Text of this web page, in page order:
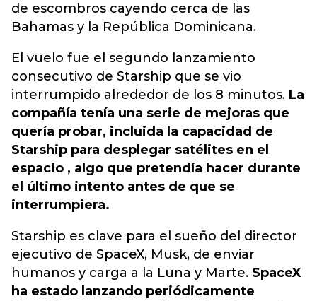
de escombros cayendo cerca de las
Bahamas y la República Dominicana.
El vuelo fue el segundo lanzamiento
consecutivo de Starship que se vio
interrumpido alrededor de los 8 minutos. La
compañía tenía una serie de mejoras que
quería probar, incluida la capacidad de
Starship para desplegar satélites en el
espacio , algo que pretendía hacer durante
el último intento antes de que se
interrumpiera.
Starship es clave para el sueño del director
ejecutivo de SpaceX, Musk, de enviar
humanos y carga a la Luna y Marte. SpaceX
ha estado lanzando periódicamente